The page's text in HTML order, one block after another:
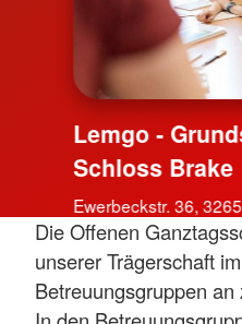
Lemgo -
Schloss Brake
Ewerbeckstr. 36,
Die Offenen
unserer Trägerschaft
Betreuungsgruppen